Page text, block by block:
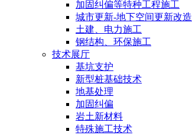
加固纠偏等特种工程施工
城市更新-地下空间更新改造
土建、电力施工
钢结构、环保施工
技术展厅
基坑支护
新型桩基础技术
地基处理
加固纠偏
岩土新材料
特殊施工技术